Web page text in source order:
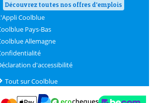
Découvrez toutes nos offres d'emplois
Coolblue
Pays-Bas
Allemagne
d'accessibilité
Tout sur Coolblue